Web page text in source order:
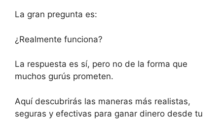
La gran pregunta es:
¿Realmente funciona?
La respuesta es sí, pero no de la forma que
muchos gurús prometen.
Aquí descubrirás las maneras más realistas,
seguras y efectivas para ganar dinero desde tu